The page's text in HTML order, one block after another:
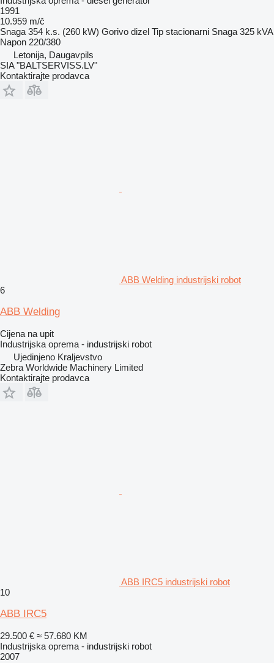
1991
10.959 m/č
Snaga 354 k.s. (260 kW) Gorivo dizel Tip stacionarni Snaga 325 kVA
Napon 220/380
Letonija, Daugavpils
SIA "BALTSERVISS.LV"
Kontaktirajte prodavca
ABB Welding industrijski robot
6
ABB Welding
Cijena na upit
Industrijska oprema - industrijski robot
Ujedinjeno Kraljevstvo
Zebra Worldwide Machinery Limited
Kontaktirajte prodavca
ABB IRC5 industrijski robot
10
ABB IRC5
29.500 € ≈ 57.680 KM
Industrijska oprema - industrijski robot
2007